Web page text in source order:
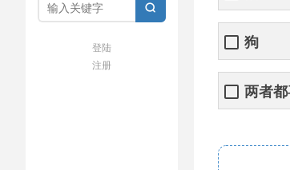

登陆
注册
狗
两者